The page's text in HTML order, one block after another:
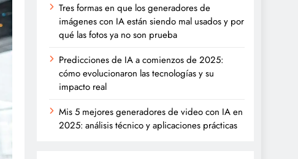
Tres formas en que los generadores de
imágenes con IA están siendo mal usados y por
qué las fotos ya no son prueba
Predicciones de IA a comienzos de 2025:
cómo evolucionaron las tecnologías y su
impacto real
Mis 5 mejores generadores de video con IA en
2025: análisis técnico y aplicaciones prácticas